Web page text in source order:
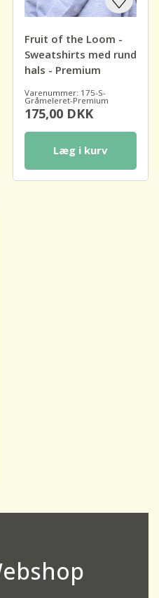
Fruit of the Loom -
Sweatshirts med rund
hals - Premium
Varenummer: 175-S-
Gråmeleret-Premium
175,00 DKK
Læg i kurv